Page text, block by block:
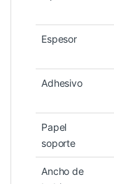
Espesor
Adhesivo
Papel
soporte
Ancho de